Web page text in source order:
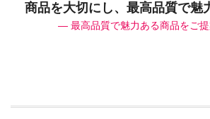
商品を大切にし、最高品質で魅
― 最高品質で魅力ある商品をご